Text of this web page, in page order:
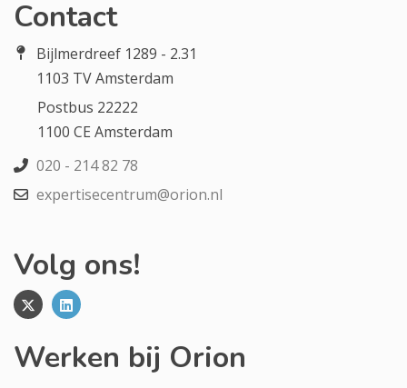
Contact
Bijlmerdreef 1289 - 2.31
1103 TV Amsterdam
Postbus 22222
1100 CE Amsterdam
020 - 214 82 78
expertisecentrum@orion.nl
Volg ons!
Werken bij Orion